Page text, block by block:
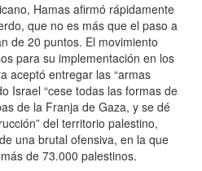
Hamas afirmó rápidamente
que no es más que el paso a
de 20 puntos. El movimiento
para su implementación en los
aceptó entregar las “armas
Israel “cese todas las formas de
de la Franja de Gaza, y se dé
del territorio palestino,
una brutal ofensiva, en la que
de 73.000 palestinos.